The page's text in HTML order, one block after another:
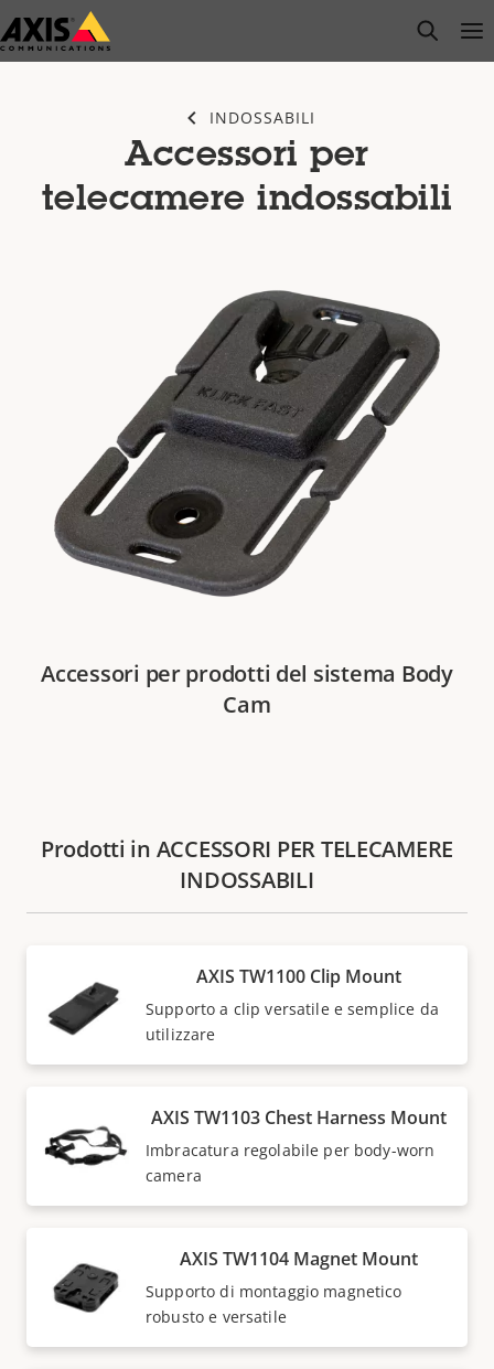
Salta
al
open
INDOSSABILI
Accessori per
telecamere indossabili
Accessori per prodotti del sistema Body
Cam
Prodotti in ACCESSORI PER TELECAMERE
INDOSSABILI
AXIS TW1100 Clip Mount
Supporto a clip versatile e semplice da
utilizzare
AXIS TW1103 Chest Harness Mount
Imbracatura regolabile per body-worn
camera
AXIS TW1104 Magnet Mount
Supporto di montaggio magnetico
robusto e versatile